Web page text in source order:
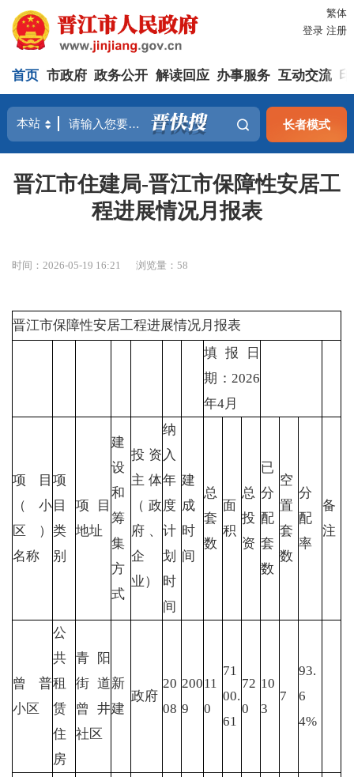
繁体
登录 注册
首页 市政府 政务公开 解读回应 办事服务 互动交流
长者模式
晋江市住建局-晋江市保障性安居工
程进展情况月报表
时间：2026-05-19 16:21 浏览量：58
晋江市保障性安居工程进展情况月报表
填报日
期：2026
年4月
项目
（小
区）
名称
项
目
类
别
项目
地址
建
设
和
筹
集
方
式
投资
主体
（政
府、
企
业）
纳
入
年
度
计
划
时
间
建
成
时
间
总
套
数
面
积
总
投
资
已
分
配
套
数
空
置
套
数
分
配
率
备
注
曾普
小区
公
共
租
赁
住
房
青阳
街道
曾井
社区
新
建
政府
20
08
200
9
11
0
71
00.
61
72
0
10
3
7
93.
6
4%